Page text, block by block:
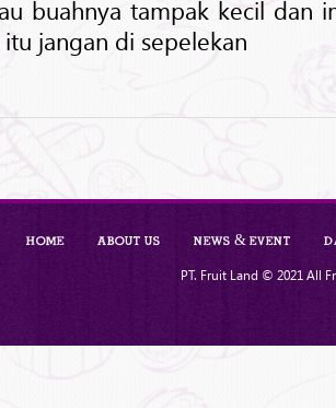
buahnya tampak kecil dan
jangan di sepelekan
Home About Us News & Event
PT. Fruit Land © 2021 All